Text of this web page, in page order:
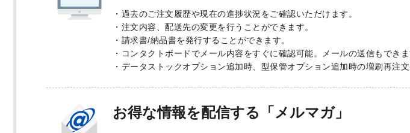
過去のご注文履歴や現在の進捗状況をご確認いただけます。
注文内容、配送先の変更を行うことができます。
請求書/納品書を発行することができます。
コンタクトボードでメール内容をすぐに確認可能。メールの送信もできま
データストックオプション追加時、型保管オプション追加時の増刷再注文
お得な情報を配信する「メルマガ」